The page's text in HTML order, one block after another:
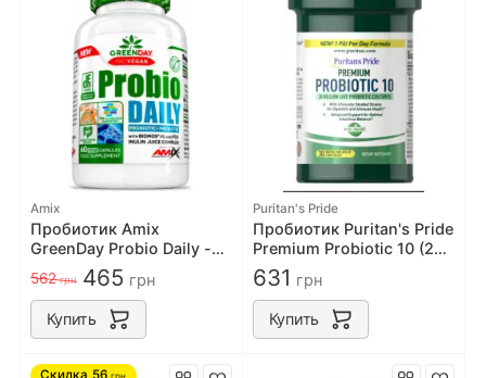
Amix
Пробиотик Amix
GreenDay Probio Daily -
562грн 465 грн
Купить
Puritan's Pride
Пробиотик Puritan's Pride
Premium Probiotic 10 (20
billion active culturres) 30
Capsules
631 грн
Купить